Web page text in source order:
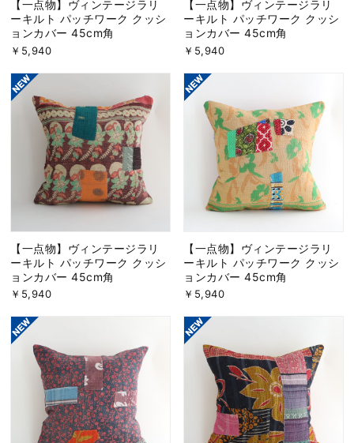
【一点物】ヴィンテージラリ
ーキルト パッチワーク クッシ
ョンカバー 45cm角
￥5,940
【一点物】ヴィンテージラリ
ーキルト パッチワーク クッシ
ョンカバー 45cm角
￥5,940
【一点物】ヴィンテージラリ
ーキルト パッチワーク クッシ
ョンカバー 45cm角
￥5,940
【一点物】ヴィンテージラリ
ーキルト パッチワーク クッシ
ョンカバー 45cm角
￥5,940